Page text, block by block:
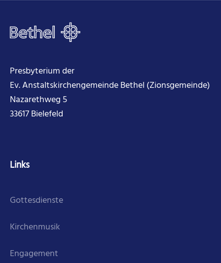
Presbyterium der
Ev. Anstaltskirchengemeinde Bethel (Zionsgemeinde)
Nazarethweg 5
33617 Bielefeld
Links
Gottesdienste
Kirchenmusik
Engagement